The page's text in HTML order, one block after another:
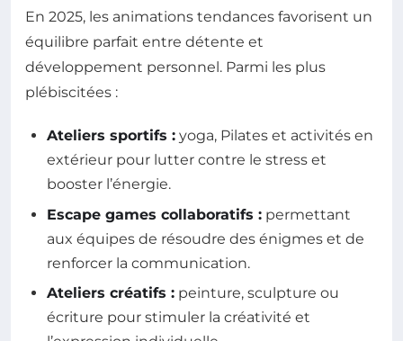
En 2025, les animations tendances favorisent un
équilibre parfait entre détente et
développement personnel. Parmi les plus
plébiscitées :
Ateliers sportifs : yoga, Pilates et activités en
extérieur pour lutter contre le stress et
booster l’énergie.
Escape games collaboratifs : permettant
aux équipes de résoudre des énigmes et de
renforcer la communication.
Ateliers créatifs : peinture, sculpture ou
écriture pour stimuler la créativité et